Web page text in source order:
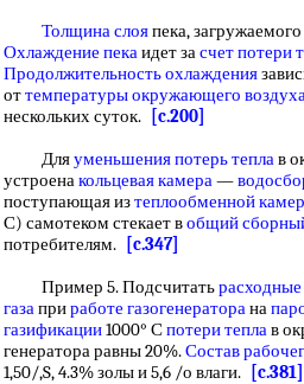
Толщина слояпека,
Охлаждение пекаидет засчет потери
Продолжительность охлаждения
оттемпературы окружающего
нескольких суток.
[c.200]
Дляуменьшения потерь теплав
устроенакольцевая камера—
поступающая изтеплообменной
С) самотеком стекает вобщий
потребителям.
[c.347]
Пример 5. Подсчитать
газаприработе газогенераторана
газификации1000° Спотери теплав
генератора равны 20%.Состав
1,50/,S, 4.3% золы и 5,6 /о влаги.
[c.381]